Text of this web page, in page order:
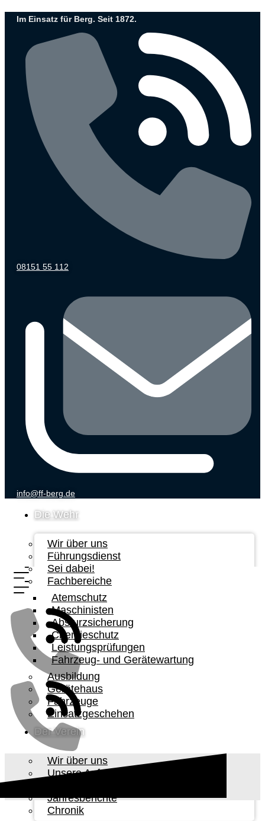
InhaltIm Einsatz für Berg. Seit 1872.
08151 55 112
info@ff-berg.de
Die Wehr
Wir über uns
Führungsdienst
Sei dabei!
Fachbereiche
Atemschutz
Maschinisten
Absturzsicherung
Chemieschutz
Leistungsprüfungen
Fahrzeug- und Gerätewartung
Ausbildung
Gerätehaus
Fahrzeuge
Einsatzgeschehen
Der Verein
Wir über uns
Unsere Aufgabe
Jahresberichte
Chronik